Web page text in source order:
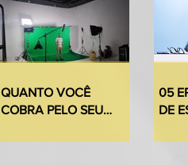
QUANTO VOCÊ
COBRA PELO SEU
05
DE